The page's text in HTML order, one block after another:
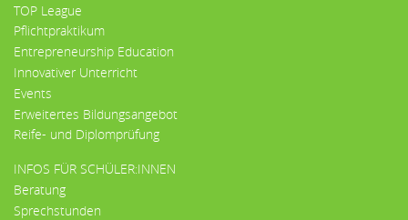
TOP League
Pflichtpraktikum
Entrepreneurship Education
Innovativer Unterricht
Events
Erweitertes Bildungsangebot
Reife- und Diplomprüfung
INFOS FÜR SCHÜLER:INNEN
Beratung
Sprechstunden